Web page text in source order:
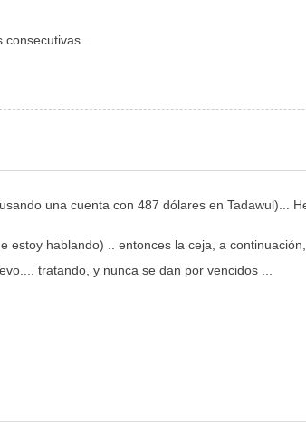
una cuenta con 487 dólares en Tadawul)...
estoy hablando) .. entonces la ceja, a
tratando, y nunca se dan por vencidos ...